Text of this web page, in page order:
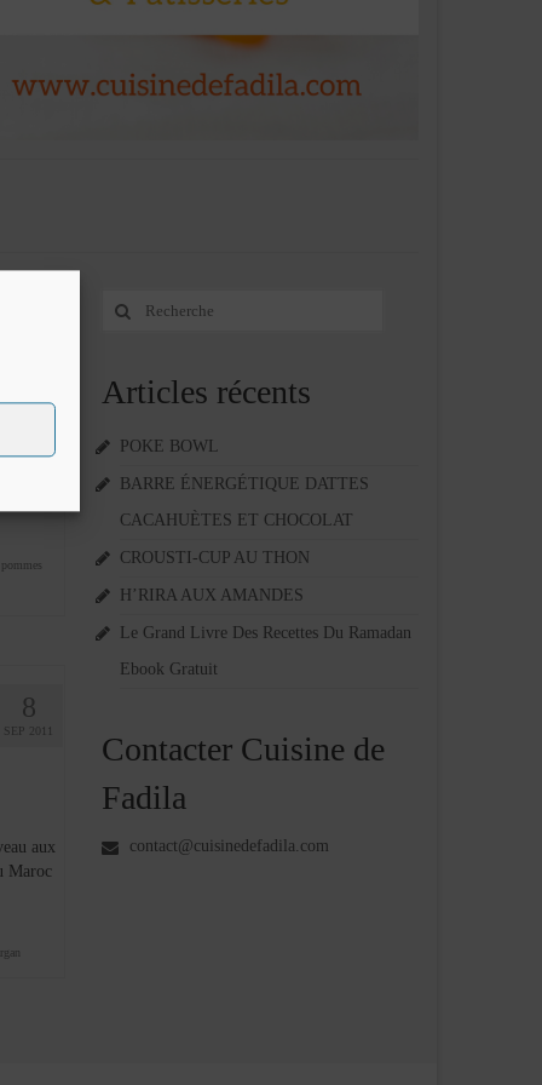
pommes
8
SEP 2011
aux
Maroc
Rechercher
Articles récents
POKE BOWL
BARRE ÉNERGÉTIQUE DATTES
CACAHUÈTES ET CHOCOLAT
CROUSTI-CUP AU THON
H’RIRA AUX AMANDES
Le Grand Livre Des Recettes Du Ramadan
Ebook Gratuit
Contacter Cuisine de
Fadila
contact@cuisinedefadila.com